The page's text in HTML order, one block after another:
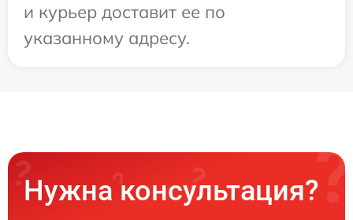
и курьер доставит ее по
указанному адресу.
Нужна консультация?